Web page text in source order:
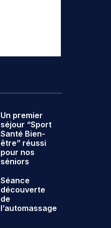
Un premier
séjour “Sport
Santé Bien-
être” réussi
pour nos
séniors
Séance
découverte
de
l’automassage